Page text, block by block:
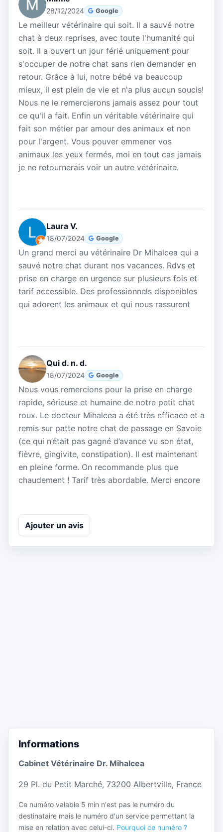
28/12/2024 Google
Le meilleur vétérinaire qui soit. Il a sauvé notre
chat à deux reprises, avec toute l'humanité qui
soit. Il a ouvert un jour férié uniquement pour
s'occuper de notre chat sans rien demander en
retour. Grâce à lui, notre bébé va beaucoup
mieux, il est plein de vie et n'a plus aucun soucis!
Nous ne le remercierons jamais assez pour tout
ce qu'il a fait. Enfin un véritable vétérinaire qui
fait son métier par amour des animaux et non
pour l'argent. Vous pouver emmener vos
animaux les yeux fermés, moi en tout cas jamais
je ne retournerais voir un autre vétérinaire.
Laura V.
18/07/2024 Google
Un grand merci au vétérinaire Dr Mihalcea qui a
sauvé notre chat durant nos vacances. Rdvs et
prise en charge en urgence sur plusieurs fois et
tarif accessible. Des professionnels disponibles
qui adorent les animaux et qui nous rassurent
Qui d. n. d.
18/07/2024 Google
Nous vous remercions pour la prise en charge
rapide, sérieuse et humaine de notre petit chat
roux. Le docteur Mihalcea a été très efficace et a
remis sur patte notre chat de passage en Savoie
(ce qui n’était pas gagné d’avance vu son état,
fièvre, gingivite, constipation). Il est maintenant
en pleine forme. On recommande plus que
chaudement ! Tarif très abordable. Merci encore
Ajouter un avis
Informations
Cabinet Vétérinaire Dr. Mihalcea
29 Pl. du Petit Marché, 73200 Albertville, France
Ce numéro valable 5 min n'est pas le numéro du
destinataire mais le numéro d'un service permettant la
mise en relation avec celui-ci. Pourquoi ce numéro ?